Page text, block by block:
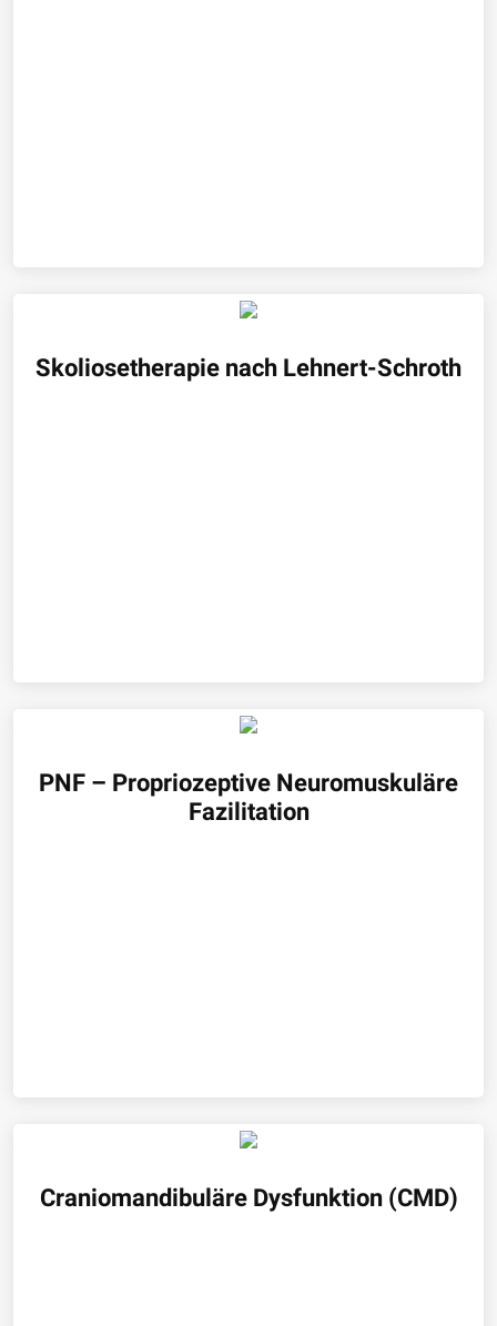
Skoliosetherapie nach Lehnert-Schroth
PNF – Propriozeptive Neuromuskuläre
Fazilitation
Craniomandibuläre Dysfunktion (CMD)